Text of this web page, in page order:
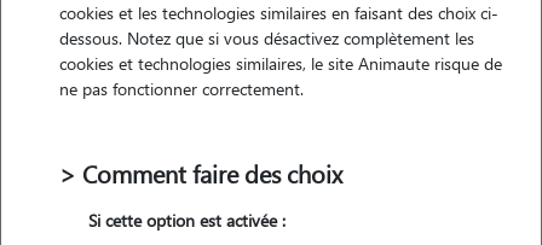
Garde
chez le Pet Sitter
cookies et les technologies similaires en faisant des choix ci-
dessous. Notez que si vous désactivez complètement les
cookies et technologies similaires, le site Animaute risque de
ne pas fonctionner correctement.
> Comment faire des choix
Si cette option est activée :